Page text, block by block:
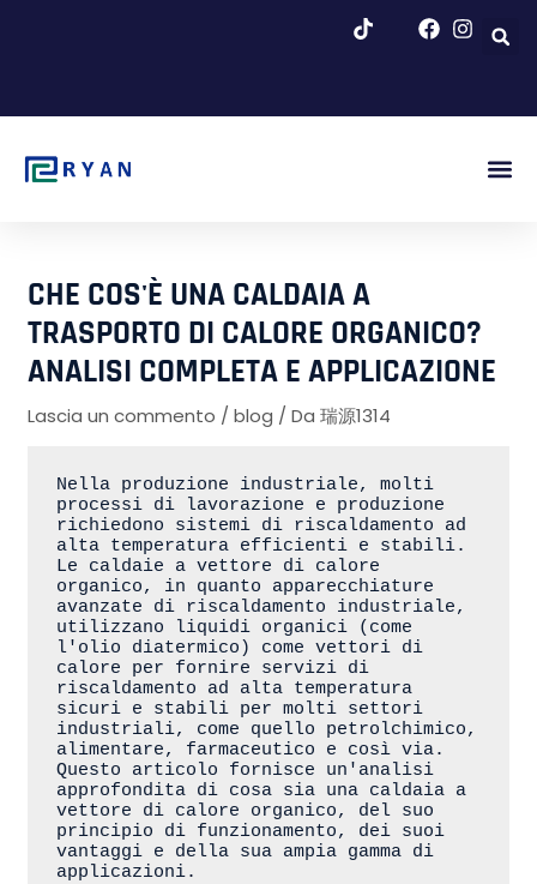
CHE COS'È UNA CALDAIA A
TRASPORTO DI CALORE ORGANICO?
ANALISI COMPLETA E APPLICAZIONE
Lascia un commento /blog / Da瑞源1314
Nella produzione industriale, molti
processi di lavorazione e produzione
richiedono sistemi di riscaldamento ad
alta temperatura efficienti e stabili.
Le caldaie a vettore di calore
organico, in quanto apparecchiature
avanzate di riscaldamento industriale,
utilizzano liquidi organici (come
l'olio diatermico) come vettori di
calore per fornire servizi di
riscaldamento ad alta temperatura
sicuri e stabili per molti settori
industriali, come quello petrolchimico,
alimentare, farmaceutico e così via.
Questo articolo fornisce un'analisi
approfondita di cosa sia una caldaia a
vettore di calore organico, del suo
principio di funzionamento, dei suoi
vantaggi e della sua ampia gamma di
applicazioni.